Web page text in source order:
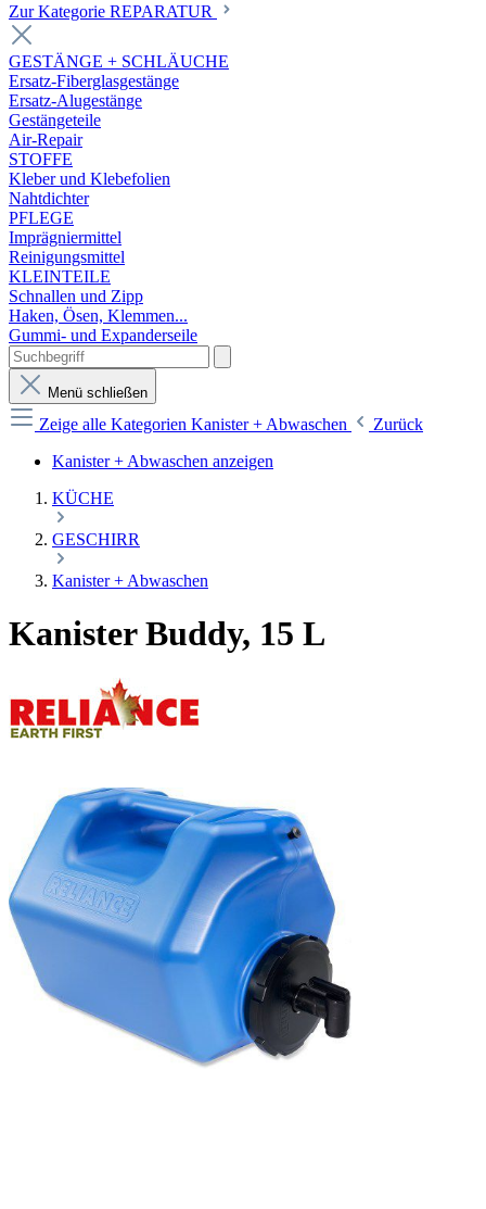
Zur Kategorie REPARATUR
GESTÄNGE + SCHLÄUCHE
Ersatz-Fiberglasgestänge
Ersatz-Alugestänge
Gestängeteile
Air-Repair
STOFFE
Kleber und Klebefolien
Nahtdichter
PFLEGE
Imprägniermittel
Reinigungsmittel
KLEINTEILE
Schnallen und Zipp
Haken, Ösen, Klemmen...
Gummi- und Expanderseile
Menü schließen
Zeige alle Kategorien Kanister + Abwaschen
Zurück
Kanister + Abwaschen anzeigen
KÜCHE
GESCHIRR
Kanister + Abwaschen
Kanister Buddy, 15 L